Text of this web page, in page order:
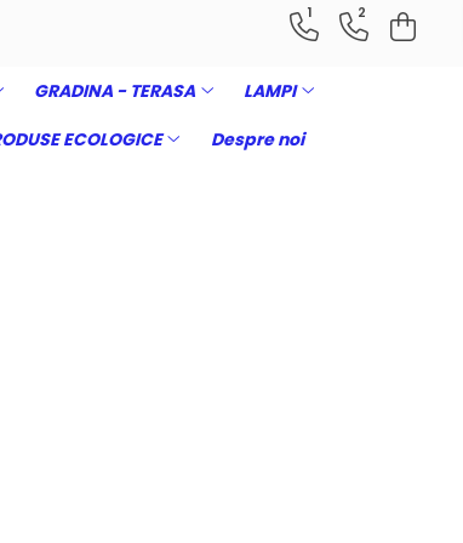
1 2
GRADINA - TERASA
LAMPI
ECOLOGICE
Despre noi